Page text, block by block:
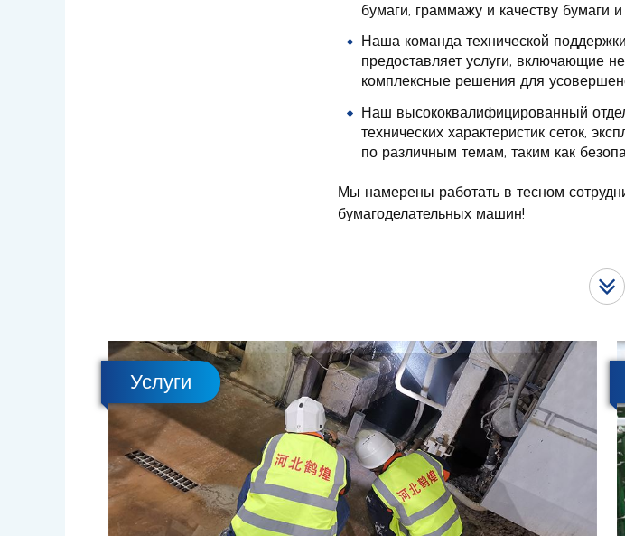
бумаги, граммажу и качеству бумаги и
Наша команда технической
предоставляет услуги, включающие
комплексные решения для
Наш высококвалифицированный
технических характеристик сеток,
по различным темам, таким как
Мы намерены работать в тесном
бумагоделательных машин!
Услуги